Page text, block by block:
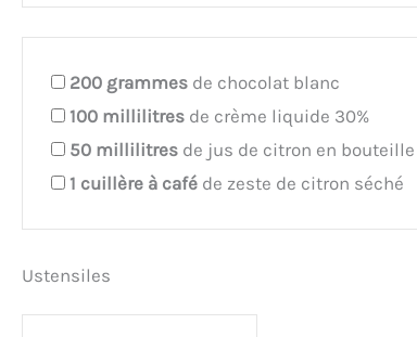
200 grammes de chocolat blanc
100 millilitres de crème liquide 30%
50 millilitres de jus de citron en bouteille
1 cuillère à café de zeste de citron séché
Ustensiles